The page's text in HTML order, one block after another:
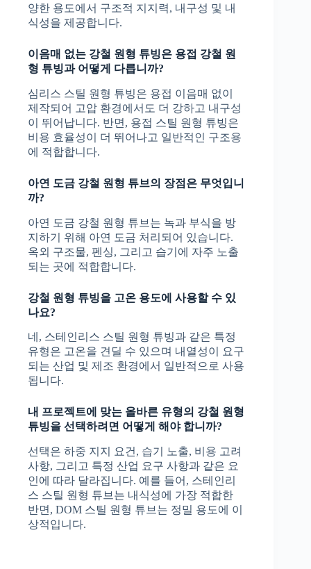
양한 용도에서 구조적 지지력, 내구성 및 내
식성을 제공합니다.
이음매 없는 강철 원형 튜빙은 용접 강철 원
형 튜빙과 어떻게 다릅니까?
심리스 스틸 원형 튜빙은 용접 이음매 없이
제작되어 고압 환경에서도 더 강하고 내구성
이 뛰어납니다. 반면, 용접 스틸 원형 튜빙은
비용 효율성이 더 뛰어나고 일반적인 구조용
에 적합합니다.
아연 도금 강철 원형 튜브의 장점은 무엇입니
까?
아연 도금 강철 원형 튜브는 녹과 부식을 방
지하기 위해 아연 도금 처리되어 있습니다.
옥외 구조물, 펜싱, 그리고 습기에 자주 노출
되는 곳에 적합합니다.
강철 원형 튜빙을 고온 용도에 사용할 수 있
나요?
네, 스테인리스 스틸 원형 튜빙과 같은 특정
유형은 고온을 견딜 수 있으며 내열성이 요구
되는 산업 및 제조 환경에서 일반적으로 사용
됩니다.
내 프로젝트에 맞는 올바른 유형의 강철 원형
튜빙을 선택하려면 어떻게 해야 합니까?
선택은 하중 지지 요건, 습기 노출, 비용 고려
사항, 그리고 특정 산업 요구 사항과 같은 요
인에 따라 달라집니다. 예를 들어, 스테인리
스 스틸 원형 튜브는 내식성에 가장 적합한
반면, DOM 스틸 원형 튜브는 정밀 용도에 이
상적입니다.